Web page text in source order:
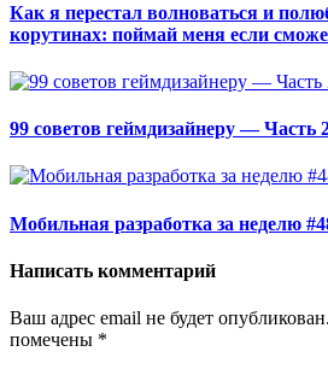
Как я перестал волноваться и
корутинах: поймай меня если
99 советов геймдизайнеру — Часть
Мобильная разработка за неделю
Написать комментарий
Ваш адрес email не будет опубликован.
помечены *